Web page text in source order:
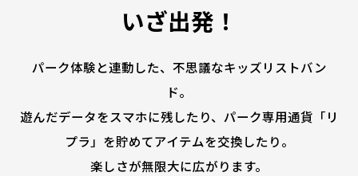
いざ出発！
パーク体験と連動した、不思議なキッズリストバン
ド。
遊んだデータをスマホに残したり、パーク専用通貨「リ
プラ」を貯めてアイテムを交換したり。
楽しさが無限大に広がります。